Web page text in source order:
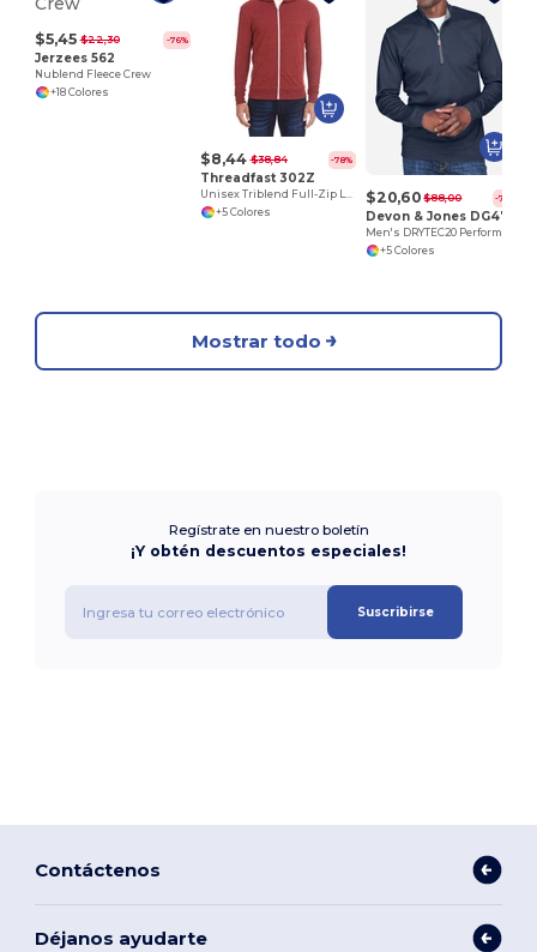
$5,45 $22,30 -76%
Jerzees 562
Nublend Fleece Crew
+18 Colores
$8,44 $38,84 -78%
Threadfast 302Z
Unisex Triblend Full-Zip Light Hoodie
+5 Colores
$20,60 $88,00 -77%
Devon & Jones DG479
+5 Colores
Mostrar todo
Regístrate en nuestro boletín
¡Y obtén descuentos especiales!
Suscribirse
Contáctenos
Déjanos ayudarte